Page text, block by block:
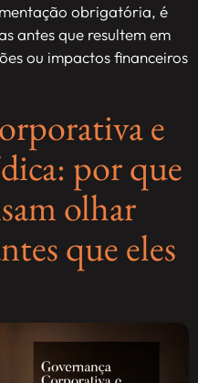
obrigatória, é
antes que resultem em
ou impactos financeiros
e
por que
olhar
que eles